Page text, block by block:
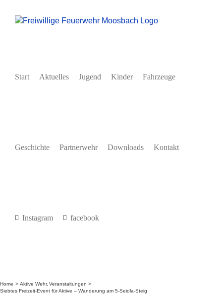
Inhalt
Start Aktuelles Jugend Kinder Fahrzeuge
Geschichte Partnerwehr Downloads Kontakt
Instagram facebook
Home Aktive Wehr Veranstaltungen
Siebtes Freizeit-Event für Aktive – Wanderung am 5-Seidla-Steig